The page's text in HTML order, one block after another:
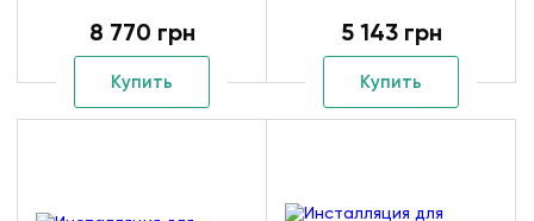
8 770 грн
Купить
5 143 грн
Купить